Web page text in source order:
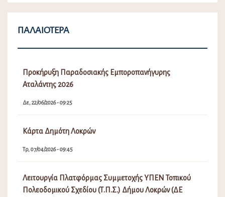
ΠΑΛΑΙΌΤΕΡΑ
Προκήρυξη Παραδοσιακής Εμποροπανήγυρης
Αταλάντης 2026
Δε, 22/06/2026 - 09:25
Κάρτα Δημότη Λοκρών
Τρ, 07/04/2026 - 09:45
Λειτουργία Πλατφόρμας Συμμετοχής ΥΠΕΝ Τοπικού
Πολεοδομικού Σχεδίου (Τ.Π.Σ.) Δήμου Λοκρών (ΔΕ